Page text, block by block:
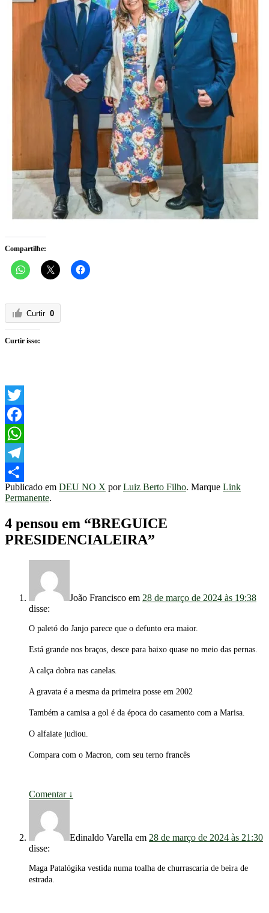
Compartilhe:
Curtir 0
Curtir isso:
Twitter
Facebook
WhatsApp
Telegram
Share
Publicado em DEU NO X porLuiz Berto Filho. Marque Link
Permanente.
4 pensou em “BREGUICE
PRESIDENCIALEIRA”
João Francisco em 28 de março de 2024 às 19:38
disse:
O paletó do Janjo parece que o defunto era maior.
Está grande nos braços, desce para baixo quase no meio das pernas.
A calça dobra nas canelas.
A gravata é a mesma da primeira posse em 2002
Também a camisa a gol é da época do casamento com a Marisa.
O alfaiate judiou.
Compara com o Macron, com seu terno francês
Comentar ↓
Edinaldo Varella em 28 de março de 2024 às 21:30
disse:
Maga Patalógika vestida numa toalha de churrascaria de beira de
estrada.